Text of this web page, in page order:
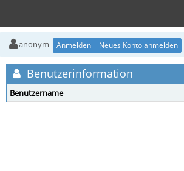
anonym Anmelden Neues Konto anmelden
Benutzerinformation
Benutzername